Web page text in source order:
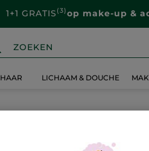
1+1 GRATIS (3)op make-up &
HAAR LICHAAM & DOUCHE